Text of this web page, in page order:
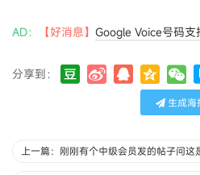
AD： 【好消息】 Google Voice号码支
分享到：
生成海